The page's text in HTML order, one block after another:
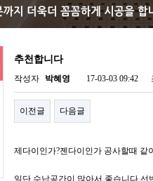
추천합니다
작성자 박혜영 17-03-03 09:42
이전글 다음글
제다이인가?젠다이인가 공사할때 같
일단 수납공간이 많아서 좋습니다